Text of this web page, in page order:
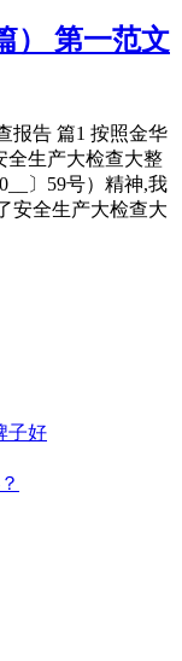
） 第一范文
报告 篇1 按照金华
全生产大检查大整
〕59号）精神,我
安全生产大检查大
子好